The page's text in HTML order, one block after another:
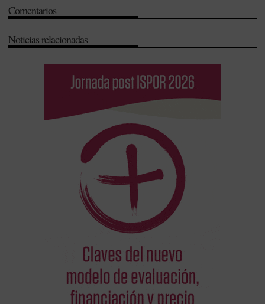
Comentarios
Noticias relacionadas